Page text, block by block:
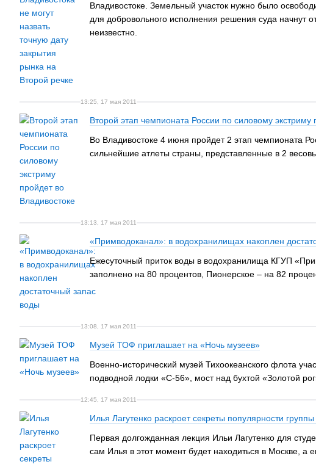
Владивостоке. Земельный участок нужно было
для добровольного исполнения решения суда начнут
неизвестно.
13:25, 17 мая 2011
Второй этап чемпионата России по силовому экстриму
Во Владивостоке 4 июня пройдет 2 этап чемпионата
сильнейшие атлеты страны, представленные в 2
13:13, 17 мая 2011
«Примводоканал»: в водохранилищах накоплен
Ежесуточный приток воды в водохранилища КГУП
заполнено на 80 процентов, Пионерское – на 82
13:08, 17 мая 2011
Музей ТОФ приглашает на «Ночь музеев»
Военно-исторический музей Тихоокеанского флота
подводной лодки «С-56», мост над бухтой «Золотой
12:45, 17 мая 2011
Илья Лагутенко раскроет секреты популярности
Первая долгожданная лекция Ильи Лагутенко для
сам Илья в этот момент будет находиться в Москве, а